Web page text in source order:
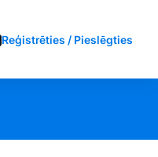
Reģistrēties / Pieslēgties